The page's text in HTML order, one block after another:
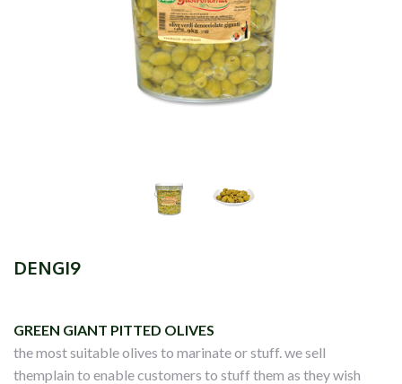
DENGI9
GREEN GIANT PITTED OLIVES
the most suitable olives to marinate or stuff. we sell
themplain to enable customers to stuff them as they wish